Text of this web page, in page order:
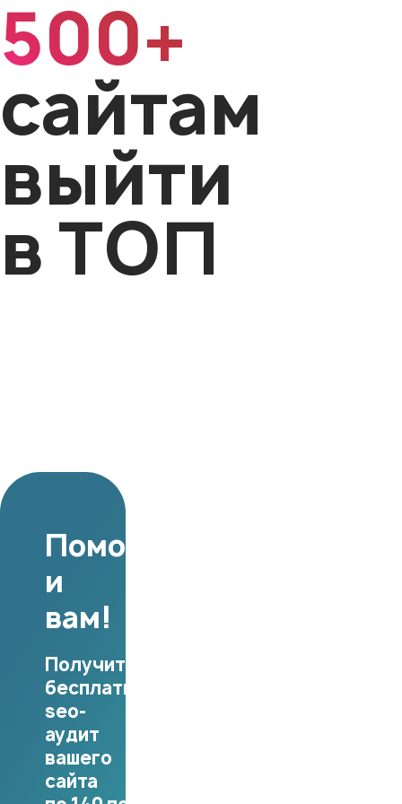
500+
сайтам
выйти
в ТОП
Поможем
и
вам!
Получите
бесплатный
seo-
аудит
вашего
сайта